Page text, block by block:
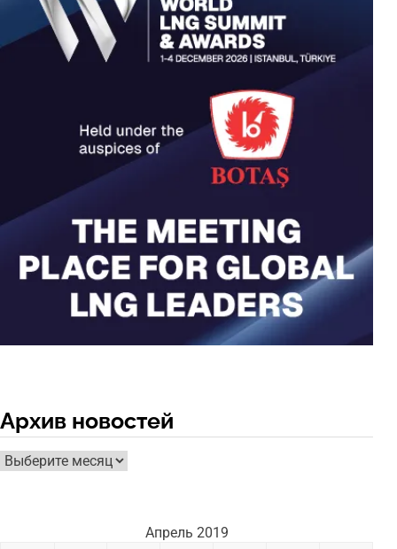
Архив новостей
Архив
новостей
Апрель 2019